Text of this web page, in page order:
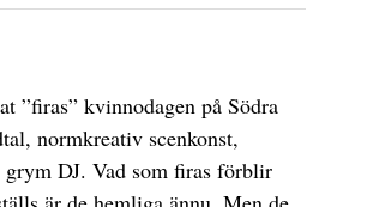
”firas” kvinnodagen på Södra
normkreativ scenkonst,
DJ. Vad som firas förblir